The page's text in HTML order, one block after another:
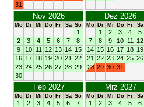
31
Nov 2026
Mo Di Mi Do Fr Sa So
1
2
3 4 5 6 7
8
9
10 11 12 13 14 15
16 17 18 19 20 21 22
23 24 25 26 27 28 29
30
Dez 2026
Mo Di Mi Do Fr Sa
1 2 3 4 5
7
8 9 10 11 12
14 15 16 17 18 19
21 22 23 24 25 26
28 29 30 31
Feb 2027
Mo Di Mi Do Fr Sa So
1 2 3 4 5 6
7
Mrz 2027
Mo Di Mi Do Fr Sa
1 2 3 4 5 6